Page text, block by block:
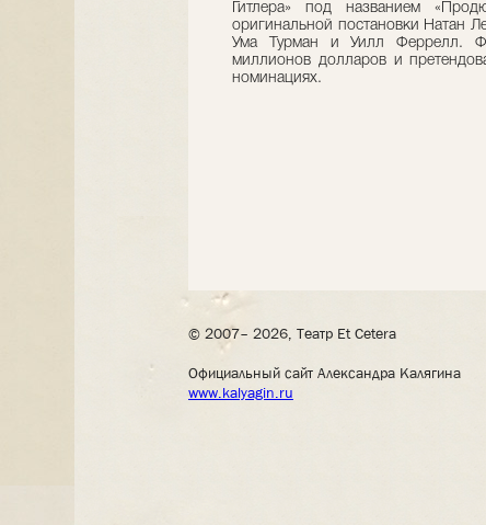
Гитлера» под названием
оригинальной постановки Натан
Ума Турман и Уилл Феррелл.
миллионов долларов и
номинациях.
© 2007– 2026, Театр Et Cetera
Официальный сайт Александра Калягина
www.kalyagin.ru